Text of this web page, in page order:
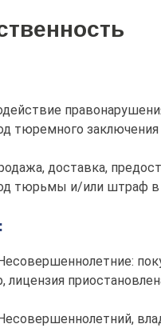
тюремного
доставка,
тюрьмы и/или штраф в
лицензия